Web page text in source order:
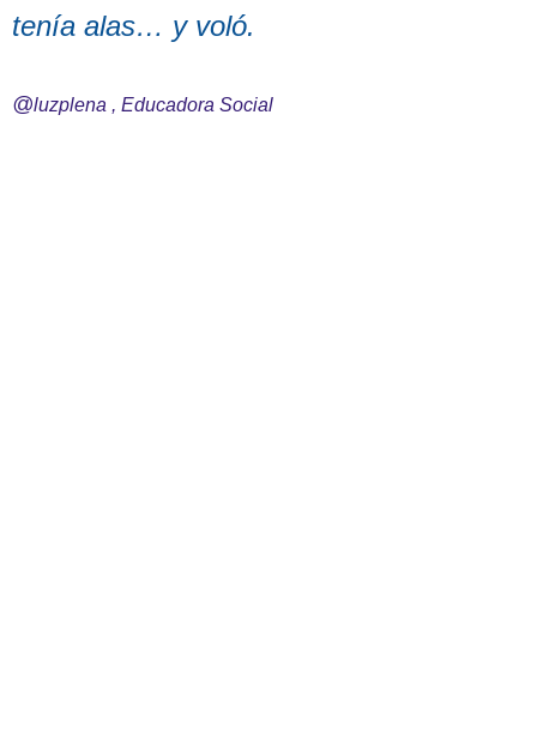
tenía alas… y voló.
@luzplena , Educadora Social